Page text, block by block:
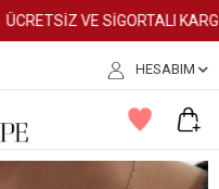
ÜCRETSİZ VE SİGORTALI KARGO!
HESABIM